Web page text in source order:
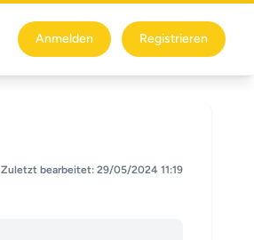
Anmelden Registrieren
Zuletzt bearbeitet: 29/05/2024 11:19